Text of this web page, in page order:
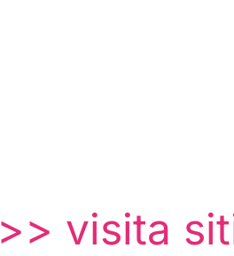
>> visita